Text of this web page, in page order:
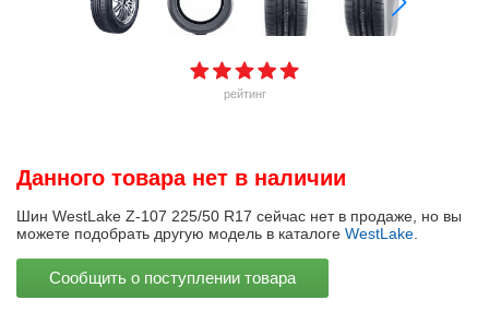
рейтинг
Данного товара нет в наличии
Шин WestLake Z-107 225/50 R17 сейчас нет в продаже, но вы
можете подобрать другую модель в каталоге WestLake
Сообщить о поступлении товара